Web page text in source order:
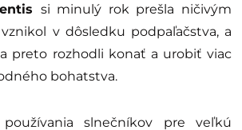
si minulý rok prešla ničivým
v dôsledku podpaľačstva, a
preto rozhodli konať a urobiť viac
bohatstva.
slnečníkov pre veľkú